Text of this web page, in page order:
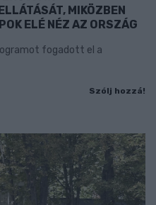
MIKÖZBEN
ELÉ NÉZ AZ ORSZÁG
fogadott el a
Szólj hozzá!